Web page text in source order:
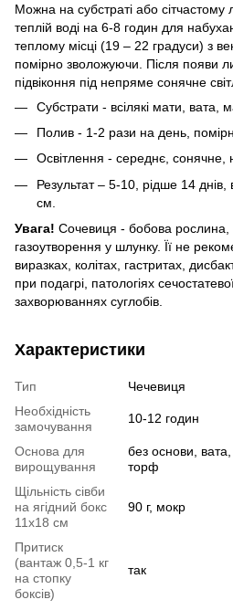
Можна на субстраті або сітчастому
теплій воді на 6-8 годин для
теплому місці (19 – 22 градуси) з
помірно зволожуючи. Після появи
підвіконня під непряме сонячне
Субстрати - всілякі мати, вата,
Полив - 1-2 рази на день,
Освітлення - середнє, сонячне,
Результат – 5-10, рідше 14
см.
Увага! Сочевиця - бобова рослина,
газоутворення у шлунку. Її не
виразках, колітах, гастритах,
при подагрі, патологіях
захворюваннях суглобів.
Характеристики
Тип
Чечевиця
Необхідність
замочування
10-12 годин
Основа для
вирощування
без основи,
торф
Щільність сівби
на ягідний бокс
11х18 см
90 г, мокр
Притиск
(вантаж 0,5-1 кг
на стопку
боксів)
так